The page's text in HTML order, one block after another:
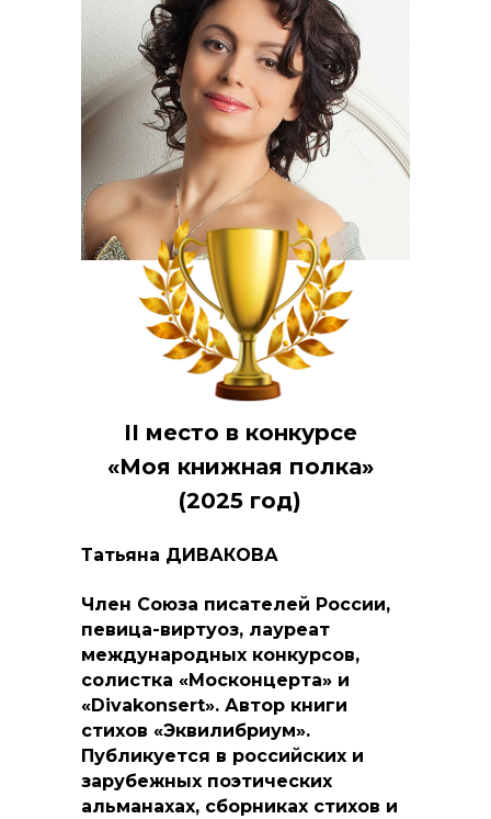
Татьяна ДИВАКОВА
II место в конкурсе
«Моя книжная полка»
(2025 год)
Член Союза писателей России,
певица-виртуоз, лауреат
международных конкурсов,
солистка «Москонцерта» и
«Divakonsert». Автор книги
стихов «Эквилибриум».
Публикуется в российских и
зарубежных поэтических
альманахах, сборниках стихов и